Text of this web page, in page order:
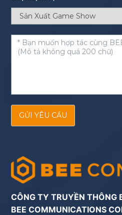
GỬI YÊU CẦU
CÔNG TY TRUYỀN THÔNG
BEE COMMUNICATIONS